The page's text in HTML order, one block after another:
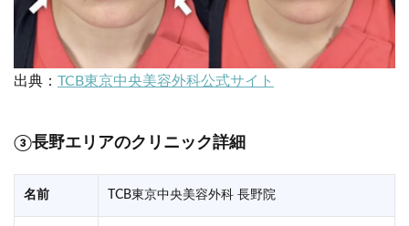
出典： TCB東京中央美容外科公式サイト
③長野エリアのクリニック詳細
名前 TCB東京中央美容外科 長野院